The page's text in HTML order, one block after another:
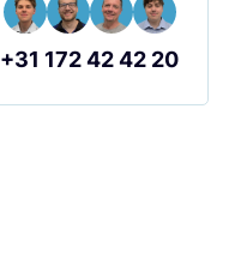
+31 172 42 42 20